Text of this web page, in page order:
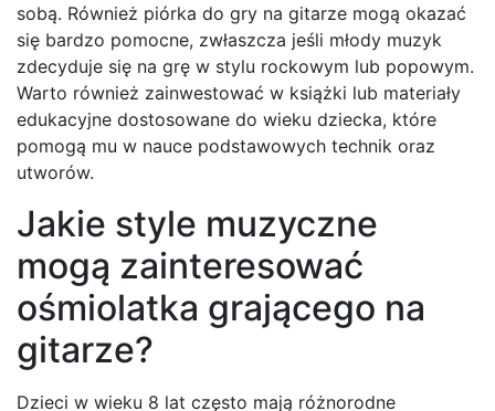
sobą. Również piórka do gry na gitarze mogą okazać
się bardzo pomocne, zwłaszcza jeśli młody muzyk
zdecyduje się na grę w stylu rockowym lub popowym.
Warto również zainwestować w książki lub materiały
edukacyjne dostosowane do wieku dziecka, które
pomogą mu w nauce podstawowych technik oraz
utworów.
Jakie style muzyczne
mogą zainteresować
ośmiolatka grającego na
gitarze?
Dzieci w wieku 8 lat często mają różnorodne